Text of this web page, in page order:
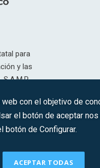
para
y las
T,
con el objetivo de
el botón de aceptar
de Configurar.
ACEPTAR TODAS